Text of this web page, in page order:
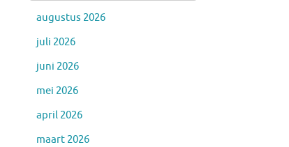
augustus 2026
juli 2026
juni 2026
mei 2026
april 2026
maart 2026